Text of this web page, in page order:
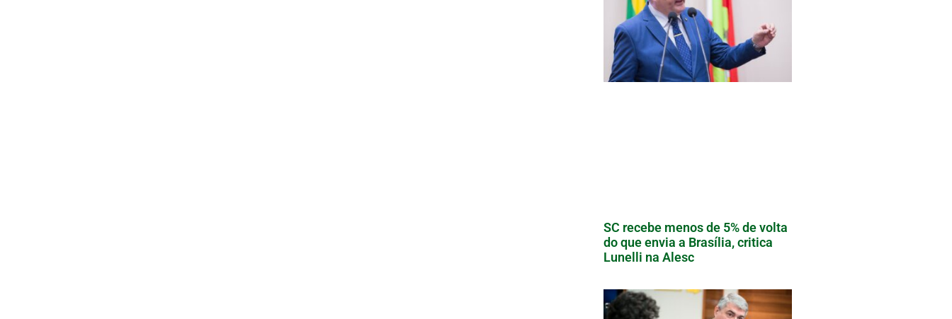
SC recebe menos de 5% de volta
do que envia a Brasília, critica
Lunelli na Alesc